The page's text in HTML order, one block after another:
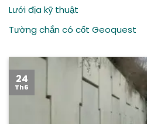
Lưới địa kỹ thuật
Tường chắn có cốt Geoquest
24
Th6